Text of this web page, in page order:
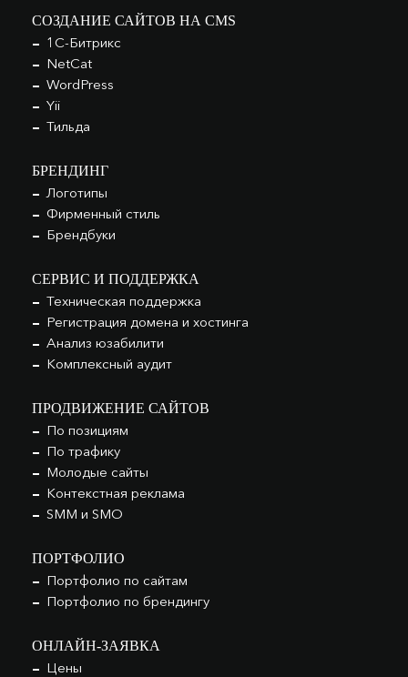
СОЗДАНИЕ САЙТОВ НА CMS
1С-Битрикс
NetCat
WordPress
Yii
Тильда
БРЕНДИНГ
Логотипы
Фирменный стиль
Брендбуки
СЕРВИС И ПОДДЕРЖКА
Техническая поддержка
Регистрация домена и хостинга
Анализ юзабилити
Комплексный аудит
ПРОДВИЖЕНИЕ САЙТОВ
По позициям
По трафику
Молодые сайты
Контекстная реклама
SMM и SMO
ПОРТФОЛИО
Портфолио по сайтам
Портфолио по брендингу
ОНЛАЙН-ЗАЯВКА
Цены